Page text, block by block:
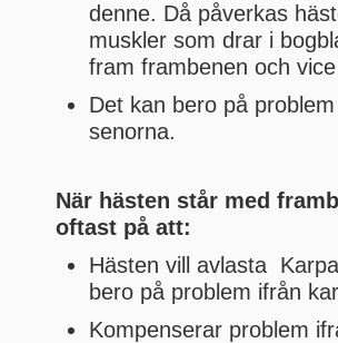
denne. Då påverkas
muskler som drar i
fram frambenen och
Det kan bero på
senorna.
När hästen står med
oftast på att:
Hästen vill avlasta
bero på problem ifrån
Kompenserar problem